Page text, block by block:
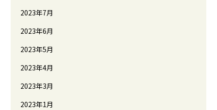
2023年7月
2023年6月
2023年5月
2023年4月
2023年3月
2023年1月